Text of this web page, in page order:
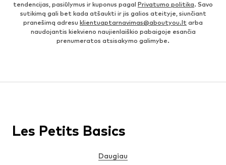
tendencijas, pasiūlymus ir kuponus pagal Privatumo politika. Savo
sutikimą gali bet kada atšaukti ir jis galios ateityje, siunčiant
pranešimą adresu klientuaptarnavimas@aboutyou.lt arba
naudojantis kiekvieno naujienlaiškio pabaigoje esančia
prenumeratos atsisakymo galimybe.
Les Petits Basics
Daugiau